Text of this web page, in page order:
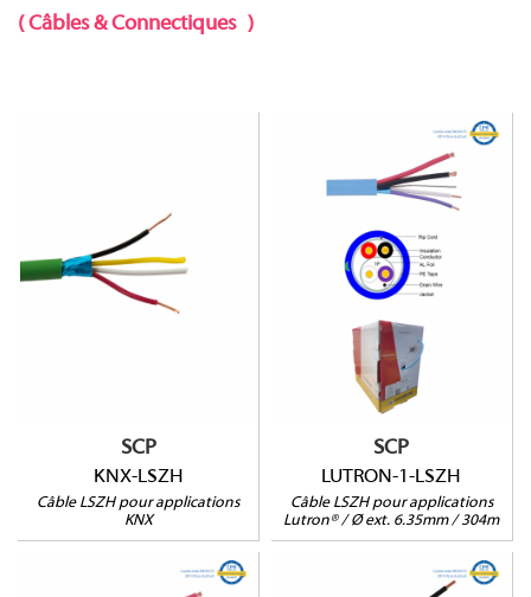
(Câbles & Connectiques )
SCP
KNX-LSZH
Câble LSZH pour applications
KNX
KNX-LSZH
SCP
LUTRON-1-LSZH
Câble LSZH pour applications
Lutron® / Ø ext. 6.35mm / 304m
LUTRON-1-LSZH
Identique au Lutron®
Certification LSZH
Ø ext. 6.35mm
304m
Conducteurs OFC